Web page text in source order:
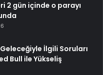
2 gün içinde o parayı
İlgili Soruları
Bull ile Yükseliş